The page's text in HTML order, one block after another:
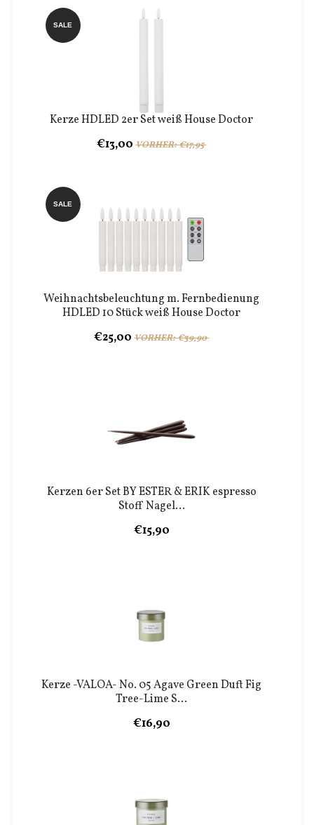
Kerze HDLED 2er Set weiß House Doctor
SALE
€13,00 VORHER: €17,95
Weihnachtsbeleuchtung m. Fernbedienung
HDLED 10 Stück weiß House Doctor
SALE
€25,00 VORHER: €39,90
Kerzen 6er Set BY ESTER & ERIK espresso
Stoff Nagel...
€15,90
Kerze -VALOA- No. 05 Agave Green Duft Fig
Tree-Lime S...
€16,90